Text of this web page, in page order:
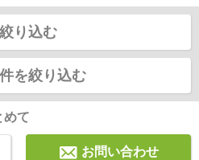
り込む
を絞り込む
めて
お問い合わせ